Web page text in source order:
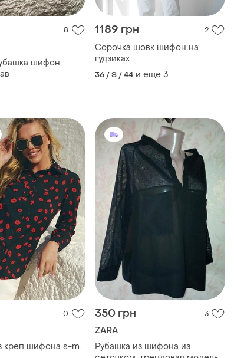
8
шифон,
1189 грн 2
Сорочка шовк шифон на
ґудзиках
36 / S / 44 и еще 3
0
креп шифона s-m.
350 грн 3
ZARA
Рубашка из шифона из